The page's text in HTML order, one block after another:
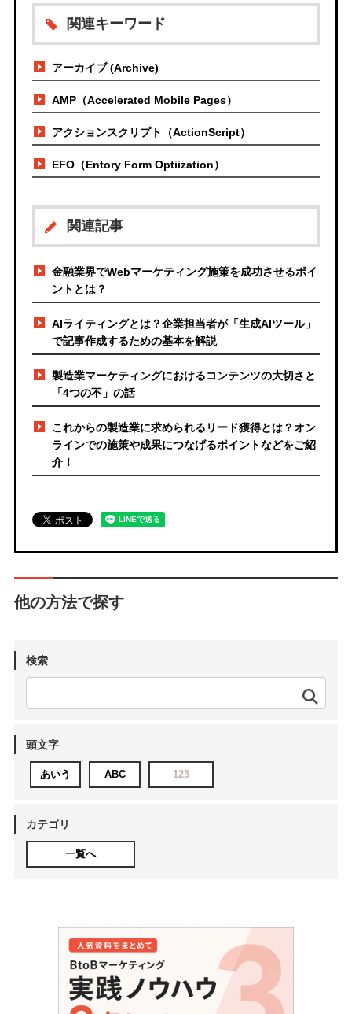
関連キーワード
アーカイブ (Archive)
AMP（Accelerated Mobile Pages）
アクションスクリプト（ActionScript）
EFO（Entory Form Optiization）
関連記事
金融業界でWebマーケティング施策を成功させるポイ
ントとは？
AIライティングとは？企業担当者が「生成AIツール」
で記事作成するための基本を解説
製造業マーケティングにおけるコンテンツの大切さと
「4つの不」の話
これからの製造業に求められるリード獲得とは？オン
ラインでの施策や成果につなげるポイントなどをご紹
介！
他の方法で探す
検索
頭文字
あいう ABC 123
カテゴリ
一覧へ